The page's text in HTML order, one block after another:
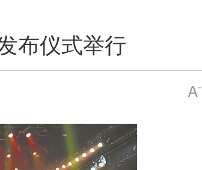
布仪式举行
A-